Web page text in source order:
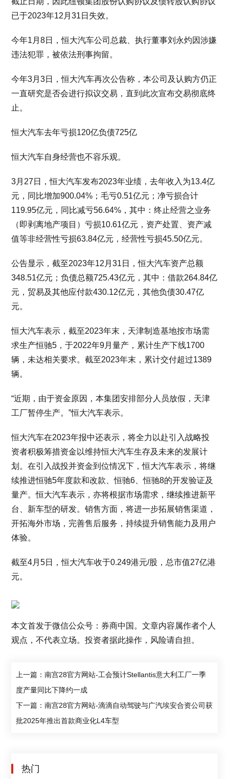
已于2023年12月31日失效。
今年1月8日，恒大汽车公司总裁、执行董事刘永灼因涉嫌
违法犯罪，被依法刑事拘留。
今年3月3日，恒大汽车再次公告称，本公司及认购方仍正
一直研究是否会进行拟议交易，直到此次宣布交易彻底终
止。
恒大汽车去年亏损120亿负债725亿
恒大汽车自身经营也不容乐观。
3月27日，恒大汽车发布2023年业绩，去年收入为13.4亿
元，同比增加900.04%；毛亏0.51亿元；净亏损合计
119.95亿元，同比减亏56.64%，其中：终止经营之业务
（即剥离地产项目）亏损10.61亿元，资产处置、资产减
值等非经营性亏损63.84亿元，经营性亏损45.50亿元。
公告显示，截至2023年12月31日，恒大汽车资产总额
348.51亿元；负债总额725.43亿元，其中：借款264.84亿
元，贸易及其他应付款430.12亿元，其他负债30.47亿
元。
恒大汽车表示，截至2023年末，天津制造基地按市场需
求生产恒驰5，于2022年9月量产，累计生产下线1700
辆，未达相关要求。截至2023年末，累计交付超过1389
辆。
“近期，由于资金原因，本集团安排部分人员放假，天津
工厂暂停生产。”恒大汽车表示。
恒大汽车在2023年报中还表示，将全力以赴引入战略投
资者积极筹措资金以维持恒大汽车生存及未来的发展计
划。在引入战投并资金到位情况下，恒大汽车表示，将继
续推进恒驰5年度款和改款、恒驰6、恒驰8的开发验证及
量产。恒大汽车表示，亦将根据市场需求，继续推进新平
台、新车型的研发。销售方面，将进一步拓展销售渠道，
开拓海外市场，完善售后服务，持续提升销售能力及用户
体验。
截至4月5日，恒大汽车收于0.249港元/股，总市值27亿港
元。
本文首发于微信公众号：券商中国。文章内容属作者个人
观点，不代表立场。投资者据此操作，风险请自担。
上一篇：南宫28官方网站-工会预计Stellantis意大利工厂一季
度产量同比下降约一成
下一篇：南宫28官方网站-滴滴自动驾驶与广汽埃安合资公司获
批2025年推出首款商业化L4车型
热门